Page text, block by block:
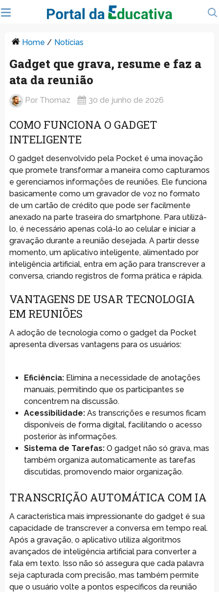
Home / Notícias
Gadget que grava, resume e faz a
ata da reunião
Por Thomaz 30 de junho de 2026
COMO FUNCIONA O GADGET
INTELIGENTE
O gadget desenvolvido pela Pocket é uma inovação
que promete transformar a maneira como capturamos
e gerenciamos informações de reuniões. Ele funciona
basicamente como um gravador de voz no formato
de um cartão de crédito que pode ser facilmente
anexado na parte traseira do smartphone. Para utilizá-
lo, é necessário apenas colá-lo ao celular e iniciar a
gravação durante a reunião desejada. A partir desse
momento, um aplicativo inteligente, alimentado por
inteligência artificial, entra em ação para transcrever a
conversa, criando registros de forma prática e rápida.
VANTAGENS DE USAR TECNOLOGIA
EM REUNIÕES
A adoção de tecnologia como o gadget da Pocket
apresenta diversas vantagens para os usuários:
Eficiência:Elimina a necessidade de anotações
manuais, permitindo que os participantes se
concentrem na discussão.
Acessibilidade:As transcrições e resumos ficam
disponíveis de forma digital, facilitando o acesso
posterior às informações.
Sistema de Tarefas:O gadget não só grava, mas
também organiza automaticamente as tarefas
discutidas, promovendo maior organização.
TRANSCRIÇÃO AUTOMÁTICA COM IA
A característica mais impressionante do gadget é sua
capacidade de transcrever a conversa em tempo real.
Após a gravação, o aplicativo utiliza algoritmos
avançados de inteligência artificial para converter a
fala em texto. Isso não só assegura que cada palavra
seja capturada com precisão, mas também permite
que o usuário volte a pontos específicos da reunião